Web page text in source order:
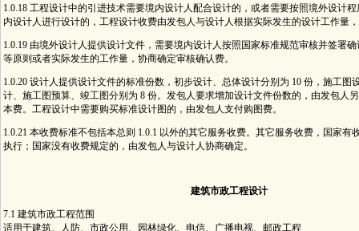
1.0.18 工程设计中的引进技术需要境内设计人配合设计的，或者需要按照境外设计
内设计人进行设计的，工程设计收费由发包人与设计人根据实际发生的设计工作量
1.0.19 由境外设计人提供设计文件，需要境内设计人按照国家标准规范审核并签署
等原则或者实际发生的工作量，协商确定审核确认费。
1.0.20 设计人提供设计文件的标准份数，初步设计、总体设计分别为 10 份，施工图
计、施工图预算、竣工图分别为 8 份。发包人要求增加设计文件份数的，由发包人
本费。工程设计中需要购买标准设计图的，由发包人支付购图费。
1.0.21 本收费标准不包括本总则 1.0.1 以外的其它服务收费。其它服务收费，国家有
执行；国家没有收费规定的，由发包人与设计人协商确定。
建筑市政工程设计
7.1 建筑市政工程范围
适用于建筑、人防、市政公用、园林绿化、电信、广播电视、邮政工程